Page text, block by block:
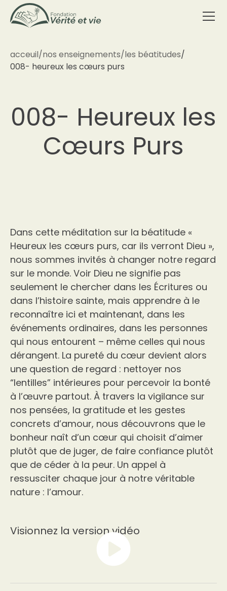
acceuil/nos enseignements/les béatitudes/
008- heureux les cœurs purs
008- Heureux les
Cœurs Purs
Dans cette méditation sur la béatitude «
Heureux les cœurs purs, car ils verront Dieu »,
nous sommes invités à changer notre regard
sur le monde. Voir Dieu ne signifie pas
seulement le chercher dans les Écritures ou
dans l’histoire sainte, mais apprendre à le
reconnaître ici et maintenant, dans les
événements ordinaires, dans les personnes
qui nous entourent – même celles qui nous
dérangent. La pureté du cœur devient alors
une question de regard : nettoyer nos
“lentilles” intérieures pour percevoir la bonté
à l’œuvre partout. À travers la vigilance sur
nos pensées, la gratitude et les gestes
concrets d’amour, nous découvrons que le
bonheur naît d’un cœur qui choisit d’aimer
plutôt que de juger, de faire confiance plutôt
que de céder à la peur. Un appel à
ressusciter chaque jour à notre véritable
nature : l’amour.
Visionnez la version vidéo